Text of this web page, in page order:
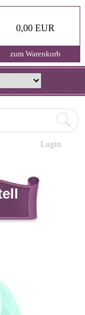
0,00 EUR
zum Warenkorb
Login